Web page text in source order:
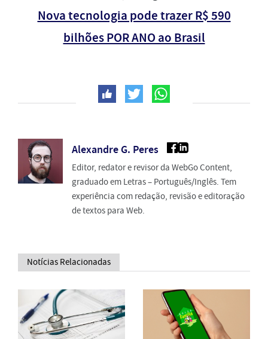
Nova tecnologia pode trazer R$ 590
bilhões POR ANO ao Brasil
Alexandre G. Peres
Editor, redator e revisor da WebGo Content,
graduado em Letras – Português/Inglês. Tem
experiência com redação, revisão e editoração
de textos para Web.
Notícias Relacionadas